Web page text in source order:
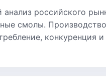
анализ российского
смолы.
конкуренция и